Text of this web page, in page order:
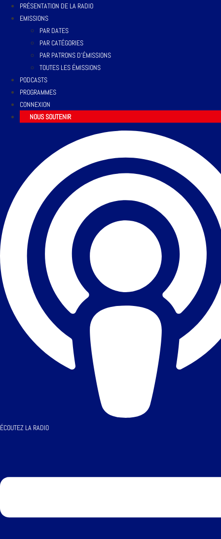
PRÉSENTATION DE LA RADIO
EMISSIONS
PAR DATES
PAR CATÉGORIES
PAR PATRONS D’ÉMISSIONS
TOUTES LES ÉMISSIONS
PODCASTS
PROGRAMMES
CONNEXION
NOUS SOUTENIR
ÉCOUTEZ LA RADIO